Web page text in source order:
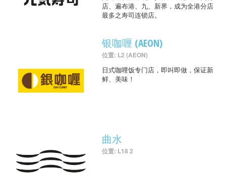
店、遍布港、九、新界，成为全港分店
最多之寿司连锁店。
银咖喱 (AEON)
位置: L2 (AEON)
日式咖哩饭专门店，即叫即做，保证新
鲜、美味！
曲水
位置: L18 2